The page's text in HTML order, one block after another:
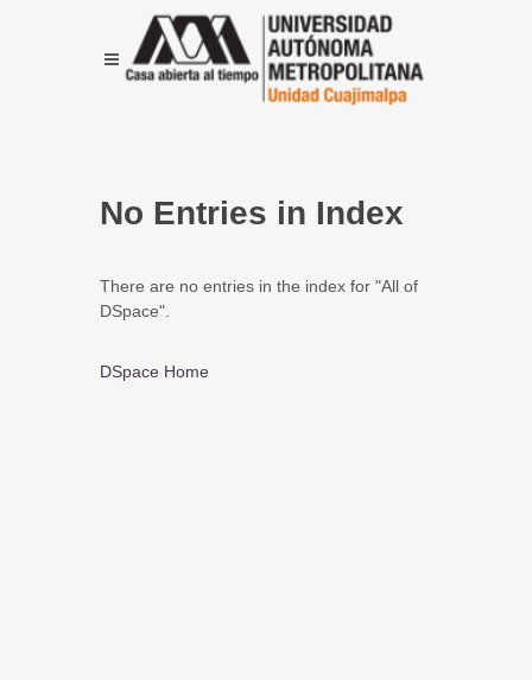
No Entries in Index
There are no entries in the index for "All of
DSpace".
DSpace Home